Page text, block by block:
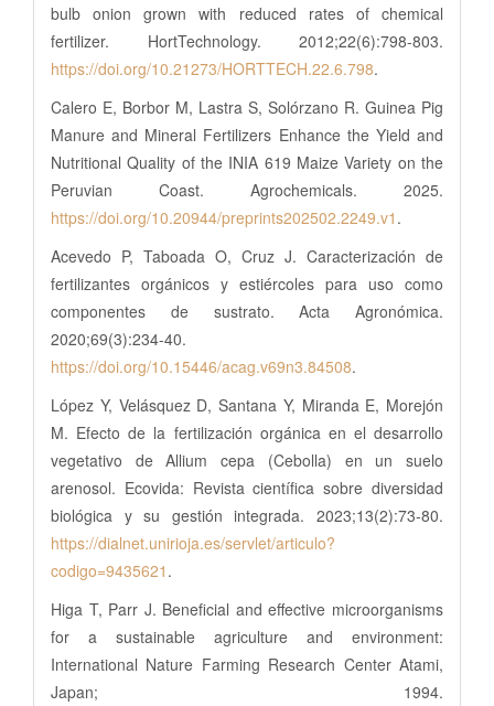
bulb onion grown with reduced rates of chemical
fertilizer. HortTechnology. 2012;22(6):798-803.
https://doi.org/10.21273/HORTTECH.22.6.798.
Calero E, Borbor M, Lastra S, Solórzano R. Guinea Pig
Manure and Mineral Fertilizers Enhance the Yield and
Nutritional Quality of the INIA 619 Maize Variety on the
Peruvian Coast. Agrochemicals. 2025.
https://doi.org/10.20944/preprints202502.2249.v1 .
Acevedo P, Taboada O, Cruz J. Caracterización de
fertilizantes orgánicos y estiércoles para uso como
componentes de sustrato. Acta Agronómica.
2020;69(3):234-40.
https://doi.org/10.15446/acag.v69n3.84508.
López Y, Velásquez D, Santana Y, Miranda E, Morejón
M. Efecto de la fertilización orgánica en el desarrollo
vegetativo de Allium cepa (Cebolla) en un suelo
arenosol. Ecovida: Revista científica sobre diversidad
biológica y su gestión integrada. 2023;13(2):73-80.
https://dialnet.unirioja.es/servlet/articulo?
codigo=9435621 .
Higa T, Parr J. Beneficial and effective microorganisms
for a sustainable agriculture and environment:
International Nature Farming Research Center Atami,
Japan; 1994.